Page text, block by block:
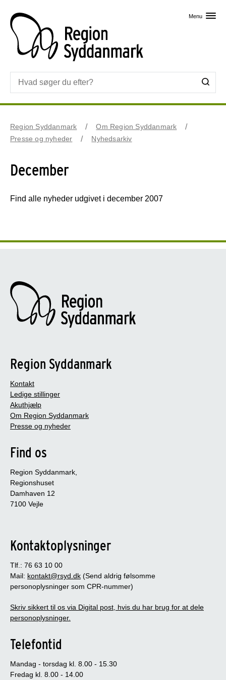
Menu
Region Syddanmark
Om Region Syddanmark
Presse og nyheder
Nyhedsarkiv
December
Find alle nyheder udgivet i december 2007
Region Syddanmark
Kontakt
Ledige stillinger
Akuthjælp
Om Region Syddanmark
Presse og nyheder
Find os
Region Syddanmark,
Regionshuset
Damhaven 12
7100 Vejle
Kontaktoplysninger
Tlf.: 76 63 10 00
Mail: kontakt@rsyd.dk (Send aldrig følsomme
personoplysninger som CPR-nummer)
Skriv sikkert til os via Digital post, hvis du har brug for at dele
personoplysninger.
Telefontid
Mandag - torsdag kl. 8.00 - 15.30
Fredag kl. 8.00 - 14.00